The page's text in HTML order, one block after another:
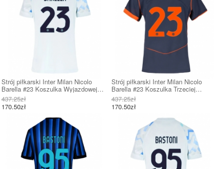
Strój piłkarski Inter Milan Nicolo
Barella #23 Koszulka Wyjazdowej
damskie 2025-26 Krótki Rękaw
437.25zł
170.50zł
Strój piłkarski Inter Milan Nicolo
Barella #23 Koszulka Trzeciej
damskie 2025-26 Krótki Rękaw
437.25zł
170.50zł